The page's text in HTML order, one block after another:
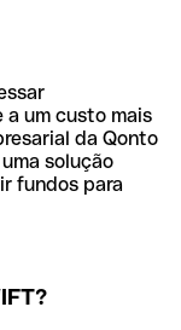
um custo mais
da Qonto
solução
fundos para